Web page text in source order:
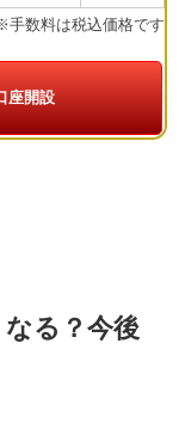
手数料は税込価格です
座開設
る？今後